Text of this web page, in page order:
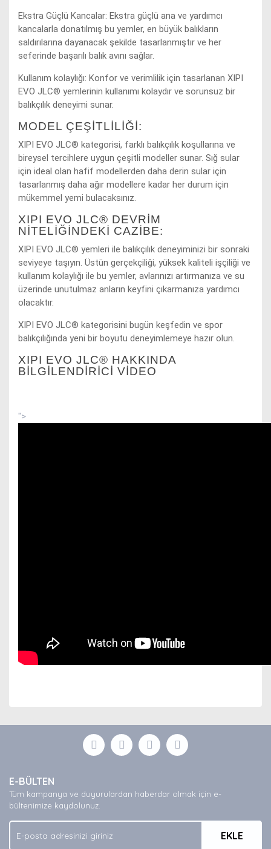
Ekstra Güçlü Kancalar: Ekstra güçlü ana ve yardımcı
kancalarla donatılmış bu yemler, en büyük balıkların
saldırılarına dayanacak şekilde tasarlanmıştır ve her
seferinde başarılı balık avını sağlar.
Kullanım kolaylığı: Konfor ve verimlilik için tasarlanan XIPI
EVO JLC® yemlerinin kullanımı kolaydır ve sorunsuz bir
balıkçılık deneyimi sunar.
MODEL ÇEŞITLILIĞI:
XIPI EVO JLC® kategorisi, farklı balıkçılık koşullarına ve
bireysel tercihlere uygun çeşitli modeller sunar. Sığ sular
için ideal olan hafif modellerden daha derin sular için
tasarlanmış daha ağır modellere kadar her durum için
mükemmel yemi bulacaksınız.
XIPI EVO JLC® DEVRIM
NITELIĞINDEKI CAZIBE:
XIPI EVO JLC® yemleri ile balıkçılık deneyiminizi bir sonraki
seviyeye taşıyın. Üstün gerçekçiliği, yüksek kaliteli işçiliği ve
kullanım kolaylığı ile bu yemler, avlarınızı artırmanıza ve su
üzerinde unutulmaz anların keyfini çıkarmanıza yardımcı
olacaktır.
XIPI EVO JLC® kategorisini bugün keşfedin ve spor
balıkçılığında yeni bir boyutu deneyimlemeye hazır olun.
XIPI EVO JLC® HAKKINDA
BİLGİLENDİRİCİ VIDEO
">
Yorum Yaz
formunu kullanarak tarafımıza iletebilirsiniz.
Görüş ve önerileriniz için teşekkür ederiz.
Ürün açıklamasında eksik bilgiler bulunuyor.
Ürün bilgilerinde hatalar bulunuyor.
Ürün fiyatı diğer sitelerden daha pahalı.
Bu ürüne benzer farklı alternatifler olmalı.
E-BÜLTEN
Tüm kampanya ve duyurulardan haberdar olmak için e-
bültenimize kaydolunuz.
EKLE